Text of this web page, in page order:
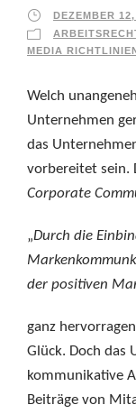
DEZEMBER
MEDIA
Welch
Unternehmen
das
vorbereitet sein.
Corporate
„Durch die
der positiven
ganz
Glück. Doch das
kommunikative
Beiträge von